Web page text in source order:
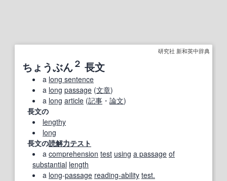
研究社 新和英中辞典
ちょうぶん２ 長文
a long sentence
a long passage (文章)
a long article (記事 ・ 論文)
長文の
lengthy
long
長文の読解力テスト
a comprehension test using a passage of
substantial length
a long‐passage reading‐ability test.